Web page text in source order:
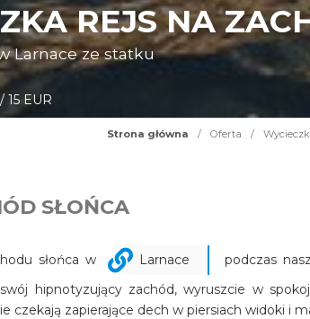
REJS NA
Larnace ze statku
/ 15 EUR
Strona główna / Oferta /
SŁOŃCA
słońca w Larnace
podczas
hipnotyzujący zachód, wyruszcie w
czekają zapierające dech w piersiach widoki i